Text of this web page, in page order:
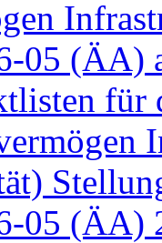
05 (ÄA)
für
05 (ÄA)